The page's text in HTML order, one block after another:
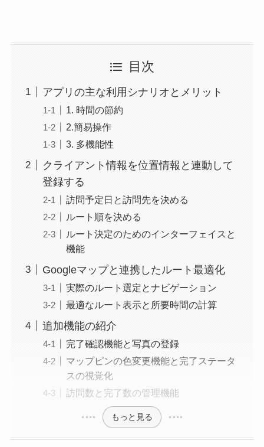
目次
アプリの主な利用シナリオとメリット
1. 時間の節約
2.簡易操作
3. 多機能性
クライアント情報を位置情報と連動して
登録する
訪問予定日と訪問先を決める
ルート順を決める
ルート決定のためのインターフェイスと
機能
Googleマップと連携したルート最適化
実際のルート選定とナビゲーション
最適なルート表示と所要時間の計算
追加機能の紹介
完了確認機能と写真の登録
マップピンの色変更機能と完了ステータ
スの視覚化
訪問数と完了数の管理機能
もっと見る